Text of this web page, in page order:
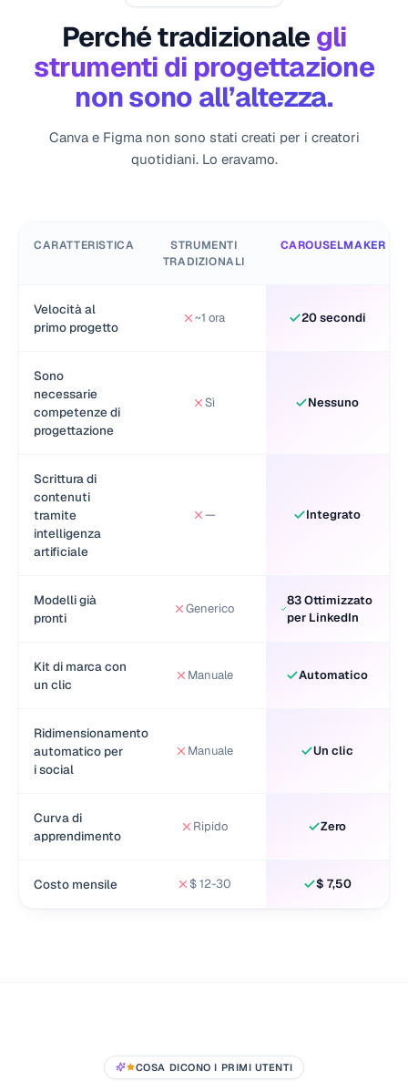
Perché tradizionale gli
strumenti di progettazione
non sono all’altezza.
Canva e Figma non sono stati creati per i creatori
quotidiani. Lo eravamo.
CARATTERISTICA
STRUMENTI
TRADIZIONALI
CAROUSELMAKER
Velocità al
primo progetto
~1 ora 20 secondi
Sono
necessarie
competenze di
progettazione
Sì Nessuno
Scrittura di
contenuti
tramite
intelligenza
artificiale
— Integrato
Modelli già
pronti
Generico
83 Ottimizzato
per LinkedIn
Kit di marca con
un clic
Manuale Automatico
Ridimensionamento
automatico per
i social
Manuale Un clic
Curva di
apprendimento
Ripido Zero
Costo mensile $ 12-30 $ 7,50
COSA DICONO I PRIMI UTENTI